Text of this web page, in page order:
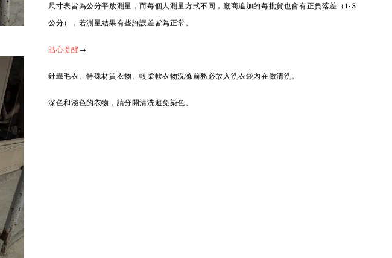
尺寸表皆為公分平放測量，而每個人測量方式不同，廠商追加的每批貨也會有正負落差（1-3
公分），若測量結果有些許誤差皆為正常。
貼心提醒→
針織毛衣、特殊材質衣物、較柔軟衣物洗滌前務必放入洗衣袋內在做清洗。
深色和淺色的衣物，請分開清洗避免染色。